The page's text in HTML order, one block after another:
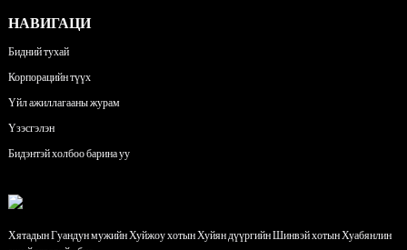
НАВИГАЦИ
Бидний тухай
Корпорацийн түүх
Үйл ажиллагааны журам
Үзэсгэлэн
Бидэнтэй холбоо барина уу
Хятадын Гуандун мужийн Хуйжоу хотын Хуйян дүүргийн Шинвэй хотын Хуабянлин